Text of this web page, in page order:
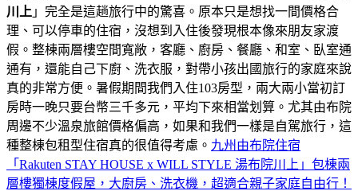
川上 」完全是這趟旅行中的驚喜。原本只是想找一間價格合
理、可以停車的住宿，沒想到入住後發現根本像來朋友家渡
假。整棟兩層樓空間寬敞，客廳、廚房、餐廳、和室、臥室通
通有，還能自己下廚、洗衣服，對帶小孩出國旅行的家庭來說
真的非常方便。暑假期間我們入住103房型，兩大兩小當初訂
房時一晚只要台幣三千多元，平均下來相當划算。尤其由布院
周邊不少溫泉旅館價格偏高，如果和我們一樣是自駕旅行，這
種整棟包租型住宿真的很值得考慮。 九州由布院住宿
「Rakuten STAY HOUSE x WILL STYLE 湯布院川上」包棟兩
層樓獨棟度假屋，大廚房、洗衣機，超適合親子家庭自由行！